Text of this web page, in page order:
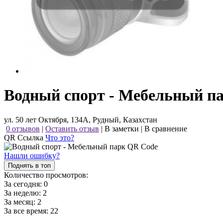
Водный спорт - Мебельный
ул. 50 лет Октября, 134А, Рудный, Казахстан
0 отзывов | Оставить отзыв | В заметки | В сравнение
QR Ссылка Что это?
Нашли ошибку?
Поднять в топ
Количество просмотров:
За сегодня: 0
За неделю: 2
За месяц: 2
За все время: 22